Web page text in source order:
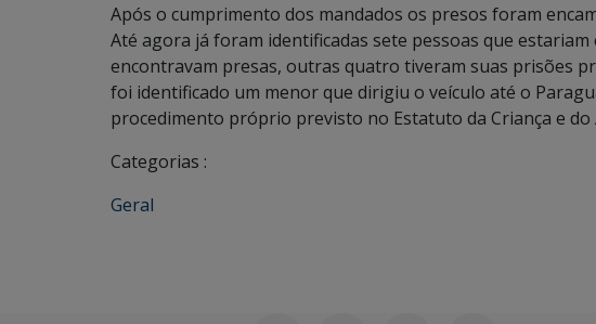
Após o cumprimento dos mandados os presos foram
Até agora já foram identificadas sete pessoas que estariam
encontravam presas, outras quatro tiveram suas prisões
foi identificado um menor que dirigiu o veículo até o
procedimento próprio previsto no Estatuto da Criança e do
Categorias :
Geral